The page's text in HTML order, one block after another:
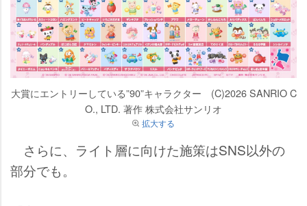
大賞にエントリーしている”90”キャラクター (C)2026 SANRIO C
O., LTD. 著作 株式会社サンリオ
拡大する
さらに、ライト層に向けた施策はSNS以外の
部分でも。